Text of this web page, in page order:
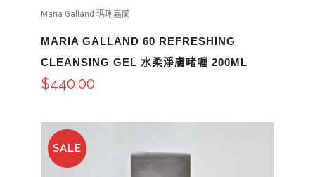
Maria Galland 瑪琍嘉蘭
MARIA GALLAND 60 REFRESHING
CLEANSING GEL 水柔淨膚啫喱 200ML
$440.00
SALE